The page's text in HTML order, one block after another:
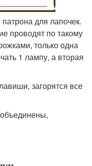
для лапочек.
проводят по такому
только одна
1 лампу, а вторая
загорятся все